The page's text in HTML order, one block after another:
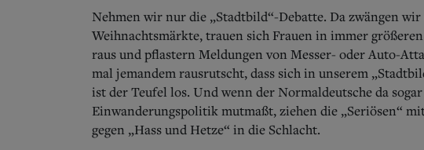
Nehmen wir nur die „Stadtbild“-Debatte. Da zwängen
Weihnachtsmärkte, trauen sich Frauen in immer
raus und pflastern Meldungen von Messer- oder Auto-
mal jemandem rausrutscht, dass sich in unserem
ist der Teufel los. Und wenn der Normaldeutsche da
Einwanderungspolitik mutmaßt, ziehen die „Seriösen“
gegen „Hass und Hetze“ in die Schlacht.